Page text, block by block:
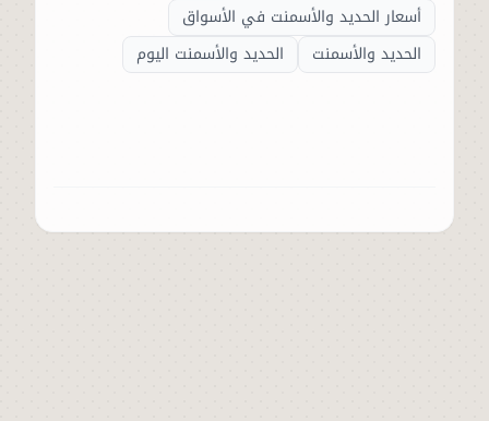
أسعار الحديد والأسمنت في الأسواق
الحديد والأسمنت
الحديد والأسمنت اليوم